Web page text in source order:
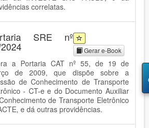
correlatas.
SRE nº
Gerar e-Book
a Portaria CAT nº 55, de 19 de
de 2009, que dispõe sobre a
de Conhecimento de Transporte
- CT-e e do Documento Auxiliar
de Transporte Eletrônico
e dá outras providências.